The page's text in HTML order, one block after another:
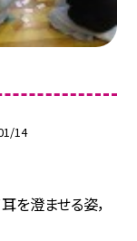
14
を澄ませる姿，